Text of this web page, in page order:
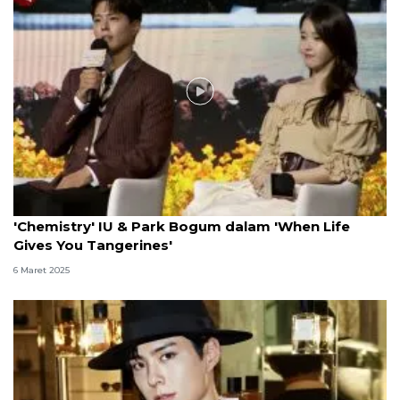
'Chemistry' IU & Park Bogum dalam 'When Life
Gives You Tangerines'
6 Maret 2025